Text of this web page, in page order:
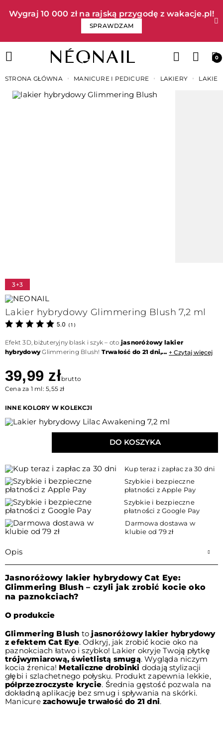
Wygraj 10 000 zł na rajską przygodę z wakacje.pl!​
SPRAWDZAM
0
STRONA GŁÓWNA MANICURE I PEDICURE LAKIERY
3+3
Lakier hybrydowy Glimmering Blush 7,2 ml
5.0 ( 1 )
Efekt 3D, biżuteryjny blask i szyk – oto jasnoróżowy lakier
hybrydowyGlimmering Blush! Trwałość do 21 dni,... + Czytaj więcej
39,99 złbrutto
Cena za 1 ml: 5,55 zł
INNE KOLORY W KOLEKCJI
DO KOSZYKA
Kup teraz i zapłac za 30 dni
Szybkie i bezpieczne
płatności z Apple Pay
Szybkie i bezpieczne
płatności z Google Pay
Darmowa dostawa w
klubie od 79 zł
Opis
Jasnoróżowy lakier hybrydowy Cat Eye:
Glimmering Blush – czyli jak zrobić kocie oko
na paznokciach?
O produkcie
Glimmering Blush tojasnoróżowy lakier hybrydowy
z efektem Cat Eye. Odkryj, jak zrobić kocie oko na
paznokciach łatwo i szybko! Lakier okryje Twoją płytkę
trójwymiarową, świetlistą smugą. Wygląda niczym
kocia źrenica! Metaliczne drobinki dodają stylizacji
głębi i szlachetnego połysku. Produkt zapewnia lekkie,
półprzezroczyste krycie. Średnia gęstość pozwala na
dokładną aplikację bez smug i spływania na skórki.
Manicure zachowuje trwałość do 21 dni.